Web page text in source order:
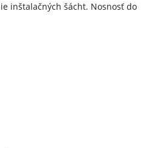
inštalačných šácht. Nosnosť do